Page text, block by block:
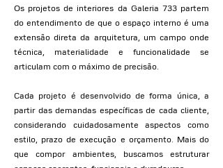
Os projetos de interiores da Galeria 733 partem
do entendimento de que o espaço interno é uma
extensão direta da arquitetura, um campo onde
técnica, materialidade e funcionalidade se
articulam com o máximo de precisão.
Cada projeto é desenvolvido de forma única, a
partir das demandas específicas de cada cliente,
considerando cuidadosamente aspectos como
estilo, prazo de execução e orçamento. Mais do
que compor ambientes, buscamos estruturar